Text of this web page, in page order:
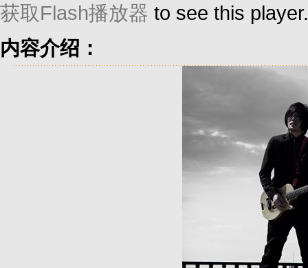
获取Flash播放器 to see this player.
内容介绍：